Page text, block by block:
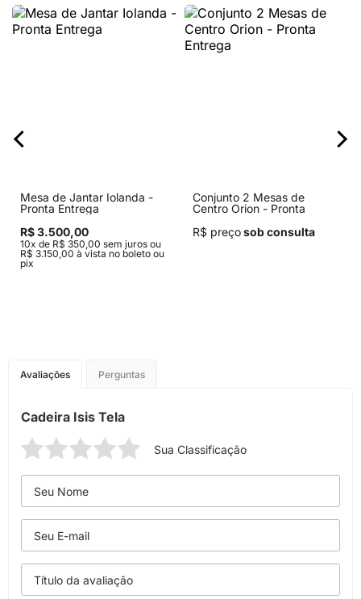
Mesa de Jantar Iolanda -
Pronta Entrega
R$ 3.500,00
10x de R$ 350,00 sem juros ou
R$ 3.150,00 à vista no boleto ou
pix
Conjunto 2 Mesas de
Centro Orion - Pronta
R$ preçosob consulta
Avaliações Perguntas
Cadeira Isis Tela
Sua Classificação